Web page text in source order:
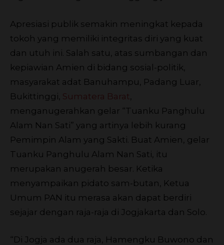
Apresiasi publik semakin meningkat kepada
tokoh yang memiliki integritas diri yang kuat
dan utuh ini. Salah satu, atas sumbangan dan
kepiawian Amien di bidang sosial-politik,
masyarakat adat Banuhampu, Padang Luar,
Bukittinggi, Sumatera Barat
menganugerahkan gelar “Tuanku Panghulu
Alam Nan Sati” yang artinya lebih kurang
Pemimpin Alam yang Sakti. Buat Amien, gelar
Tuanku Panghulu Alam Nan Sati, itu
merupakan anugerah besar. Ketika
menyampaikan pidato sam-butan, Ketua
Umum PAN itu merasa akan dapat berdiri
sejajar dengan raja-raja di Jogjakarta dan Solo.
“Di Jogja ada dua raja, Hamengku Buwono dan